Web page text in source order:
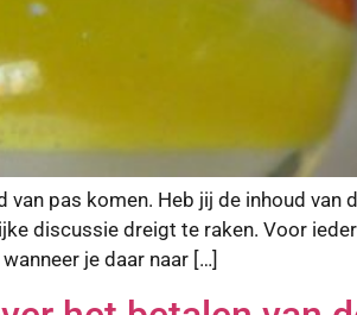
pas komen. Heb jij de inhoud
discussie dreigt te raken. Voor
je daar naar […]